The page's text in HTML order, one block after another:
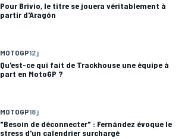
Pour Brivio, le titre se jouera véritablement à
partir d'Aragón
MOTOGP12 j
Qu'est-ce qui fait de Trackhouse une équipe à
part en MotoGP ?
MOTOGP18 j
"Besoin de déconnecter" : Fernández évoque le
stress d'un calendrier surchargé